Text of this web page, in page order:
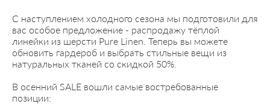
С наступлением холодного сезона мы подготовили для
вас особое предложение - распродажу тёплой
линейки из шерсти Pure Linen. Теперь вы можете
обновить гардероб и выбрать стильные вещи из
натуральных тканей со скидкой 50%.
В осенний SALE вошли самые востребованные
позиции: